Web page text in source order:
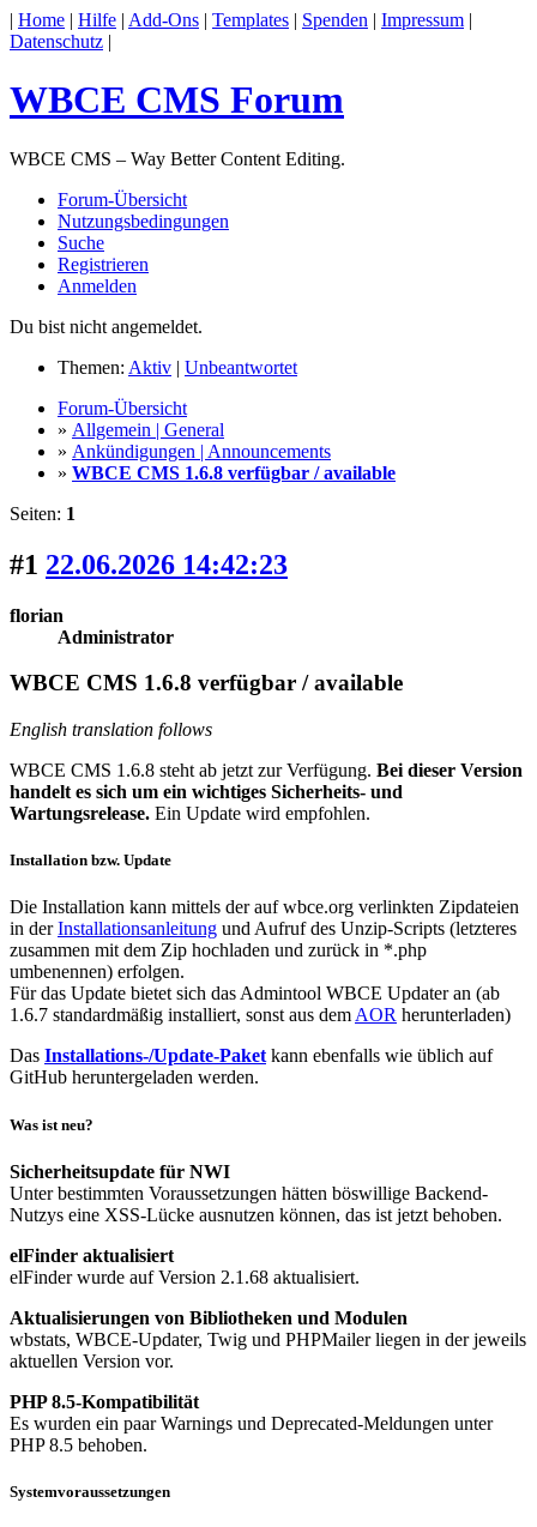
| Home | Hilfe | Add-Ons | Templates | Spenden | Impressum |
Datenschutz |
WBCE CMS Forum
WBCE CMS – Way Better Content Editing.
Forum-Übersicht
Nutzungsbedingungen
Suche
Registrieren
Anmelden
Du bist nicht angemeldet.
Themen: Aktiv | Unbeantwortet
Forum-Übersicht
» Allgemein | General
» Ankündigungen | Announcements
» WBCE CMS 1.6.8 verfügbar / available
Seiten: 1
#1 22.06.2026 14:42:23
florian
Administrator
WBCE CMS 1.6.8 verfügbar / available
English translation follows
WBCE CMS 1.6.8 steht ab jetzt zur Verfügung. Bei dieser Version
handelt es sich um ein wichtiges Sicherheits- und
Wartungsrelease. Ein Update wird empfohlen.
Installation bzw. Update
Die Installation kann mittels der auf wbce.org verlinkten Zipdateien
in derInstallationsanleitung und Aufruf des Unzip-Scripts (letzteres
zusammen mit dem Zip hochladen und zurück in *.php
umbenennen) erfolgen.
Für das Update bietet sich das Admintool WBCE Updater an (ab
1.6.7 standardmäßig installiert, sonst aus demAOR herunterladen)
Das Installations-/Update-Paketkann ebenfalls wie üblich auf
GitHub heruntergeladen werden.
Was ist neu?
Sicherheitsupdate für NWI
Unter bestimmten Voraussetzungen hätten böswillige Backend-
Nutzys eine XSS-Lücke ausnutzen können, das ist jetzt behoben.
elFinder aktualisiert
elFinder wurde auf Version 2.1.68 aktualisiert.
Aktualisierungen von Bibliotheken und Modulen
wbstats, WBCE-Updater, Twig und PHPMailer liegen in der jeweils
aktuellen Version vor.
PHP 8.5-Kompatibilität
Es wurden ein paar Warnings und Deprecated-Meldungen unter
PHP 8.5 behoben.
Systemvoraussetzungen